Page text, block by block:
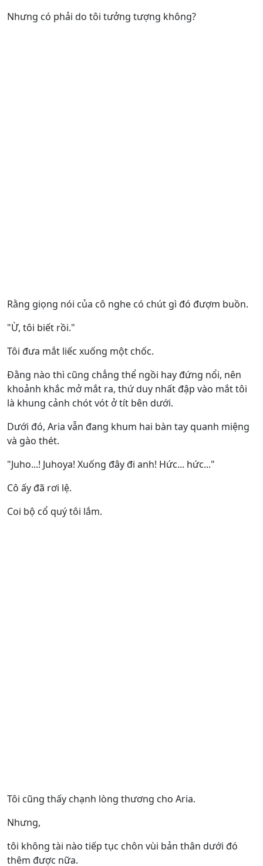
Nhưng có phải do tôi tưởng tượng không?
Rằng giọng nói của cô nghe có chút gì đó đượm buồn.
"Ừ, tôi biết rồi."
Tôi đưa mắt liếc xuống một chốc.
Đằng nào thì cũng chẳng thể ngồi hay đứng nổi, nên
khoảnh khắc mở mắt ra, thứ duy nhất đập vào mắt tôi
là khung cảnh chót vót ở tít bên dưới.
Dưới đó, Aria vẫn đang khum hai bàn tay quanh miệng
và gào thét.
"Juho...! Juhoya! Xuống đây đi anh! Hức... hức..."
Cô ấy đã rơi lệ.
Coi bộ cổ quý tôi lắm.
Tôi cũng thấy chạnh lòng thương cho Aria.
Nhưng,
tôi không tài nào tiếp tục chôn vùi bản thân dưới đó
thêm được nữa.